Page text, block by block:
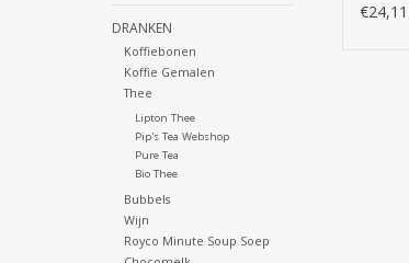
DRANKEN
Koffiebonen
Koffie Gemalen
Thee
Lipton Thee
Pip's Tea Webshop
Pure Tea
Bio Thee
Bubbels
Wijn
Royco Minute Soup Soep
€24,11